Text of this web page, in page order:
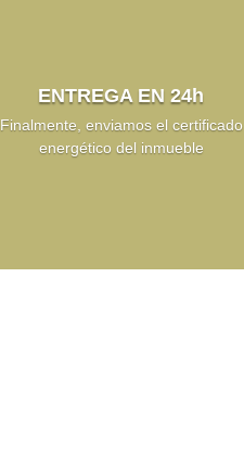
ENTREGA EN 24h
Finalmente, enviamos el certificado
energético del inmueble